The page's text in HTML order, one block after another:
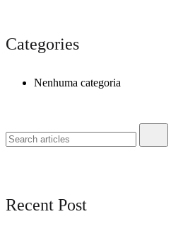
Categories
Nenhuma categoria
Recent Post